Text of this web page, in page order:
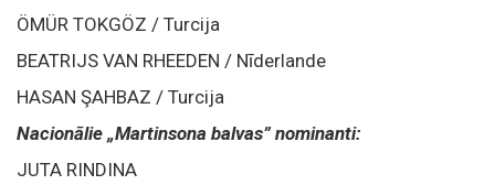
ÖMÜR TOKGÖZ / Turcija
BEATRIJS VAN RHEEDEN / Nīderlande
HASAN ŞAHBAZ / Turcija
Nacionālie „Martinsona balvas” nominanti:
JUTA RINDINA